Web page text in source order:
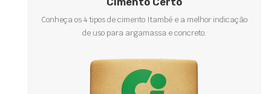
Conheça os 4 tipos de cimento Itambé e a melhor indicação
de uso para argamassa e concreto.